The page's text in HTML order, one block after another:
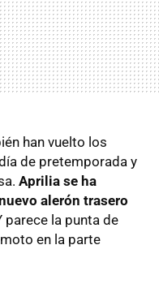
han vuelto los
de pretemporada y
Aprilia se ha
alerón trasero
parece la punta de
en la parte